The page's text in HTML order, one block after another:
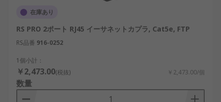
在庫あり
RS PRO 2ポート RJ45 イーサネットカプラ, Cat5e, FTP
RS品番 916-0252
1個小計：
￥2,473.00(税抜) ￥2,473.00/個
数量